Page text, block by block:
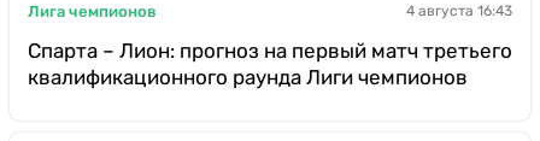
Лига чемпионов 4 августа 16:43
Спарта – Лион: прогноз на первый матч третьего
квалификационного раунда Лиги чемпионов